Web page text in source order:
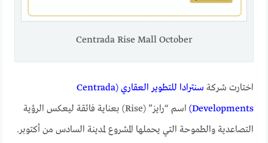
Centrada Rise Mall October
اختارت شركة
سنترادا للتطوير العقاري (Centrada
Developments)
اسم “رايز” (Rise) بعناية فائقة ليعكس الرؤية
التصاعدية والطموحة التي يحملها المشروع لمدينة السادس من أكتوبر.